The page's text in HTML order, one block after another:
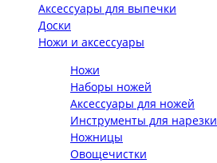
Аксессуары для выпечки
Доски
Ножи и аксессуары
Ножи
Наборы ножей
Аксессуары для ножей
Инструменты для нарезки
Ножницы
Овощечистки